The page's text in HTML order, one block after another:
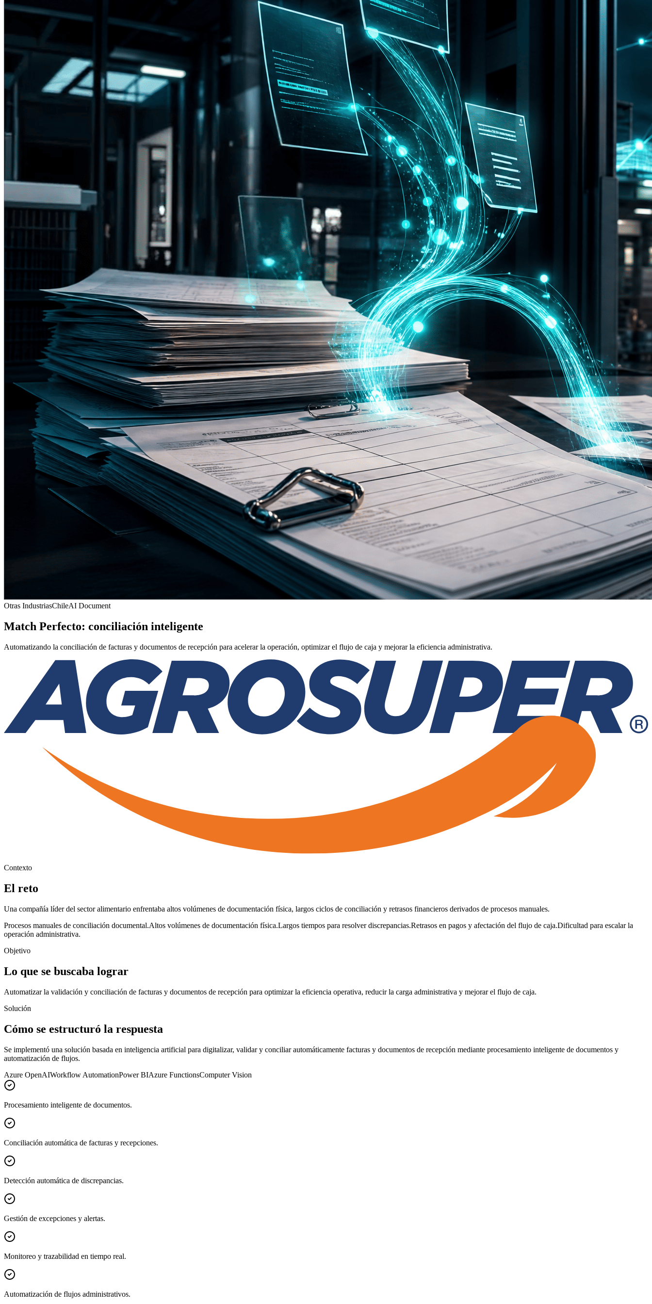
Otras IndustriasChileAI Document
Match Perfecto: conciliación inteligente
Automatizando la conciliación de facturas y documentos de recepción para acelerar la operación, optimizar el flujo de caja y mejorar la eficiencia administrativa.
Contexto
El reto
Una compañía líder del sector alimentario enfrentaba altos volúmenes de documentación física, largos ciclos de conciliación y retrasos financieros derivados de procesos manuales.
Procesos manuales de conciliación documental.Altos volúmenes de documentación física.Largos tiempos para resolver discrepancias.Retrasos en pagos y afectación del flujo de caja.Dificultad para escalar la
operación administrativa.
Objetivo
Lo que se buscaba lograr
Automatizar la validación y conciliación de facturas y documentos de recepción para optimizar la eficiencia operativa, reducir la carga administrativa y mejorar el flujo de caja.
Solución
Cómo se estructuró la respuesta
Se implementó una solución basada en inteligencia artificial para digitalizar, validar y conciliar automáticamente facturas y documentos de recepción mediante procesamiento inteligente de documentos y
automatización de flujos.
Azure OpenAIWorkflow AutomationPower BIAzure FunctionsComputer Vision
Procesamiento inteligente de documentos.
Conciliación automática de facturas y recepciones.
Detección automática de discrepancias.
Gestión de excepciones y alertas.
Monitoreo y trazabilidad en tiempo real.
Automatización de flujos administrativos.